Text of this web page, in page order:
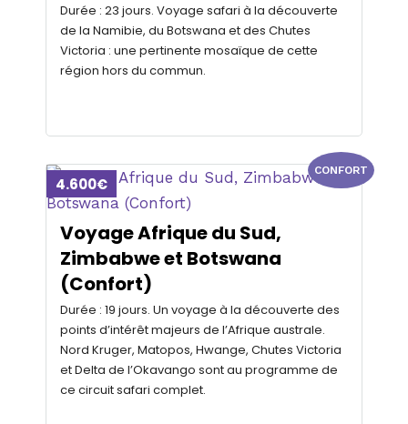
Durée : 23 jours. Voyage safari à la découverte
de la Namibie, du Botswana et des Chutes
Victoria : une pertinente mosaïque de cette
région hors du commun.
CONFORT
4.600€
Voyage Afrique du Sud,
Zimbabwe et Botswana
(Confort)
Durée : 19 jours. Un voyage à la découverte des
points d’intérêt majeurs de l’Afrique australe.
Nord Kruger, Matopos, Hwange, Chutes Victoria
et Delta de l’Okavango sont au programme de
ce circuit safari complet.